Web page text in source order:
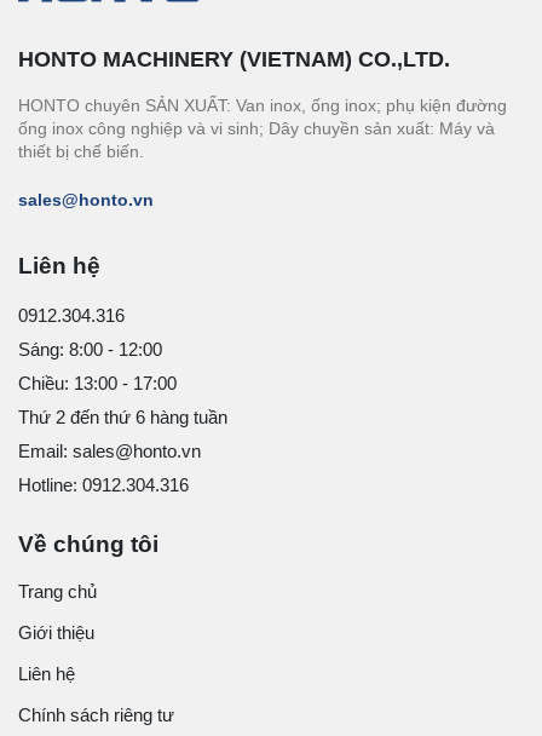
HONTO MACHINERY (VIETNAM) CO.,LTD.
HONTO chuyên SẢN XUẤT: Van inox, ống inox; phụ kiện đường
ống inox công nghiệp và vi sinh; Dây chuyền sản xuất: Máy và
thiết bị chế biến.
sales@honto.vn
Liên hệ
0912.304.316
Sáng: 8:00 - 12:00
Chiều: 13:00 - 17:00
Thứ 2 đến thứ 6 hàng tuần
Email: sales@honto.vn
Hotline: 0912.304.316
Về chúng tôi
Trang chủ
Giới thiệu
Liên hệ
Chính sách riêng tư